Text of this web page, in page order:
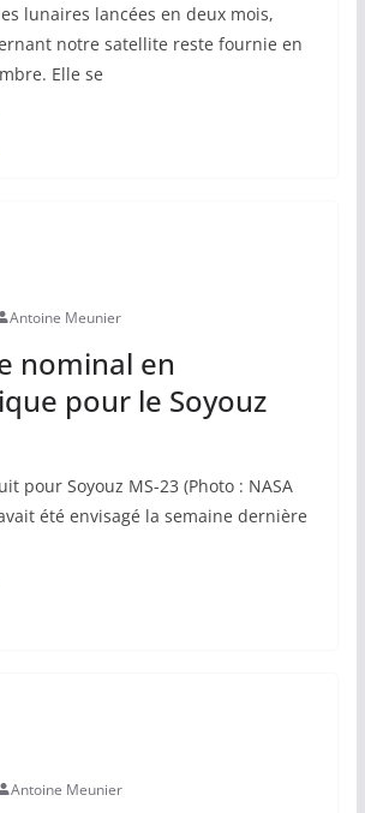
lunaires lancées en deux mois,
notre satellite reste fournie en
Elle se
Antoine Meunier
nominal en
pour le Soyouz
pour Soyouz MS-23 (Photo : NASA
été envisagé la semaine dernière
Antoine Meunier